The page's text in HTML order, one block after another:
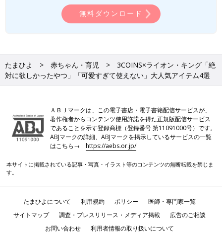
無料ダウンロード
たまひよ 赤ちゃん・育児
3COINS×ライオン・キング「絶
対に欲しかったやつ」「可愛すぎて使えない」大人気アイテム4選
ＡＢＪマークは、この電子書店・電子書籍配信サービスが、
著作権者からコンテンツ使用許諾を得た正規版配信サービス
であることを示す登録商標（登録番号 第11091000号）です。
ABJマークの詳細、ABJマークを掲示しているサービスの一覧
はこちら→https://aebs.or.jp/
本サイトに掲載されている記事・写真・イラスト等のコンテンツの無断転載を禁じま
す。
たまひよについて 利用規約 ポリシー
医師・専門家一覧
サイトマップ
調査・プレスリリース・メディア掲載
広告のご相談
お問い合わせ
利用者情報の取り扱いについて